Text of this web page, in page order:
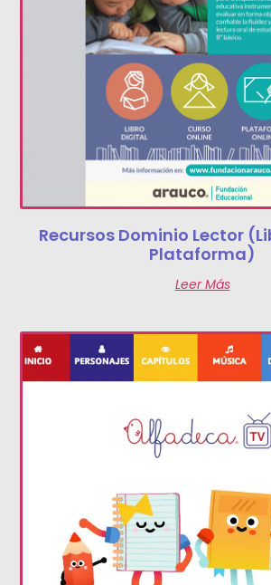
Recursos Dominio Lector
Plataforma)
Leer Más